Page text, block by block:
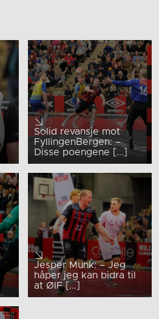
Solid revansje mot
FyllingenBergen: –
Disse poengene [...]
Jesper Munk: – Jeg
håper jeg kan bidra til
at ØIF [...]